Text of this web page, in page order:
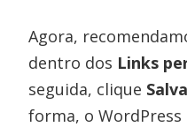
Agora,
dentro dos Links
seguida, clique
forma, o